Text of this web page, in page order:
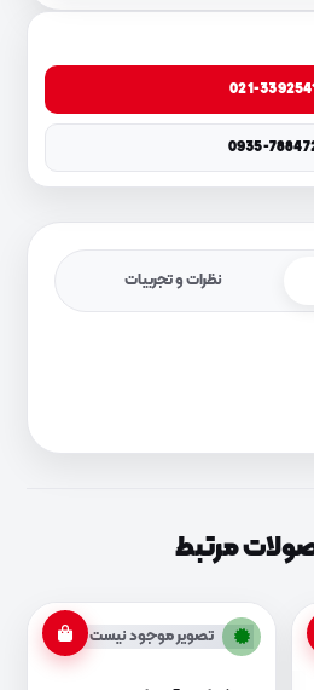
021-
0935-
نظرات و تجربیات
مرتبط
تصویر موجود نیست